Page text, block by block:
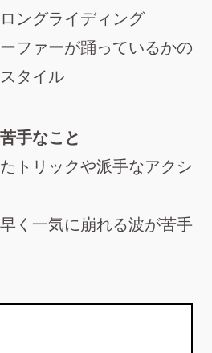
ングライディング
ファーが踊っているかの
タイル
手なこと
トリックや派手なアクシ
く一気に崩れる波が苦手